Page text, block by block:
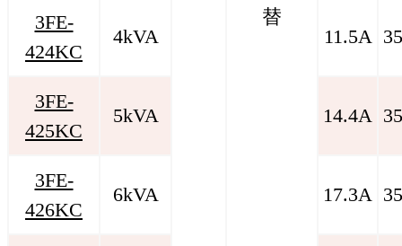
替
3FE-
424KC
4kVA 11.5A
3FE-
425KC
5kVA 14.4A
3FE-
426KC
6kVA 17.3A